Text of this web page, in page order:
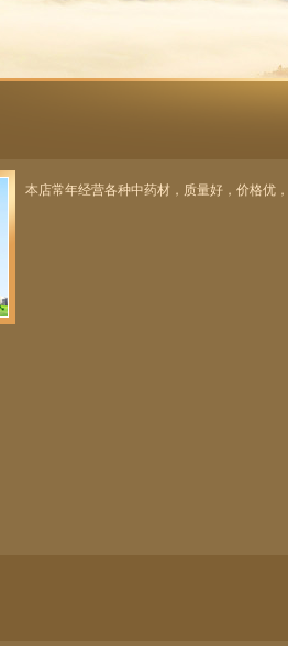
本店常年经营各种中药材，质量好，价格优